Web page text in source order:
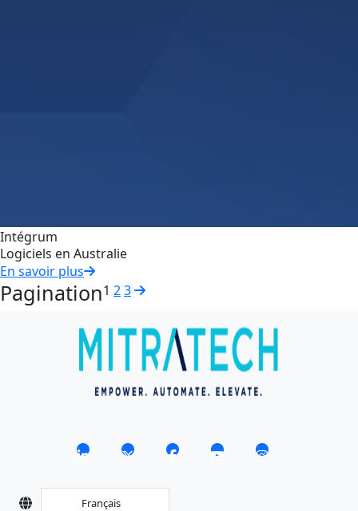
Intégrum
Logiciels en Australie
En savoir plus
Pagination1 23
Français